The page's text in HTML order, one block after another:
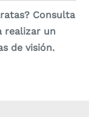
Consulta
realizar un
de visión.